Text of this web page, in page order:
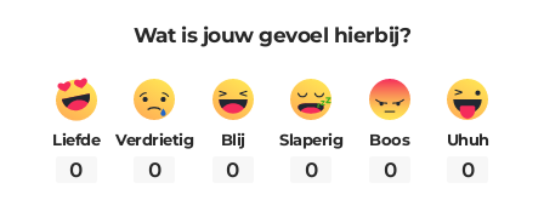
Wat is jouw gevoel hierbij?
Liefde
0
Verdrietig
0
Blij
0
Slaperig
0
Boos
0
Uhuh
0